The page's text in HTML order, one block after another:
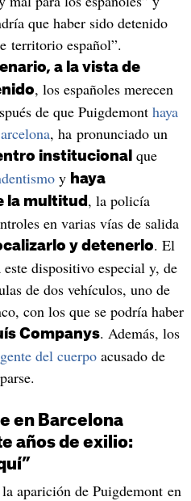
que haber sido detenido
territorio español”.
a la vista de
, los españoles merecen
de que Puigdemont haya
, ha pronunciado un
institucional que
y haya
la multitud , la policía
en varias vías de salida
y detenerlo. El
dispositivo especial y, de
de dos vehículos, uno de
con los que se podría haber
Companys. Además, los
del cuerpoacusado de
en Barcelona
años de exilio:
aparición de Puigdemont en